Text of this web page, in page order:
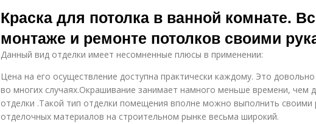
Краска для потолка в ванной комнате.
монтаже и ремонте потолков своими
Данный вид отделки имеет несомненные плюсы в применении:
Цена на его осуществление доступна практически каждому. Это
во многих случаях.Окрашивание занимает намного меньше времени, чем
отделки .Такой тип отделки помещения вполне можно выполнить своими
отделочных материалов на строительном рынке весьма широкий.